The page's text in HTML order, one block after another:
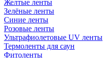
Желтые ленты
Зелёные ленты
Синие ленты
Розовые ленты
Ультрафиолетовые UV ленты
Термоленты для саун
Фитоленты